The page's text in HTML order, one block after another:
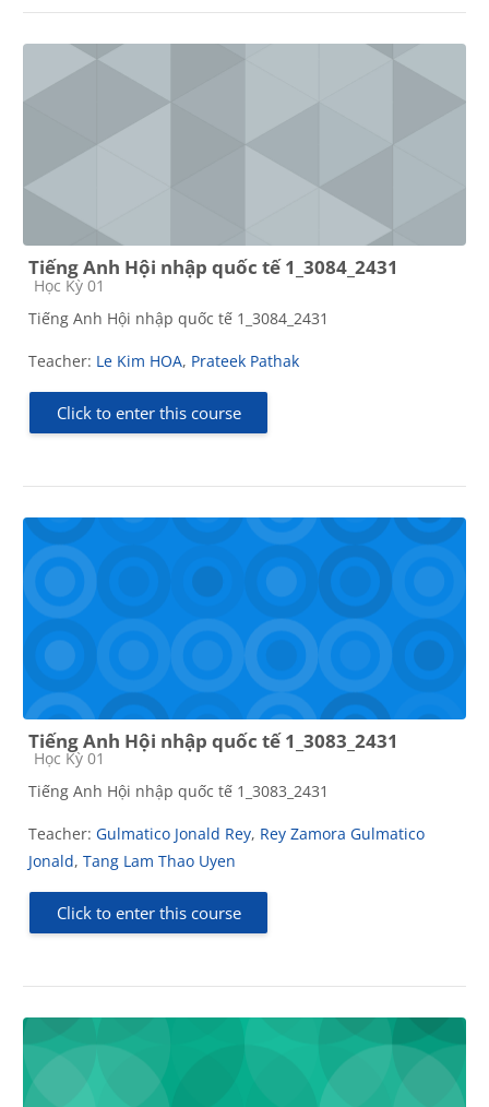
Tiếng Anh Hội nhập quốc tế 1_3084_2431
Course category
Học Kỳ 01
Tiếng Anh Hội nhập quốc tế 1_3084_2431
Teacher: Le Kim HOA, Prateek Pathak
Click to enter this course
Tiếng Anh Hội nhập quốc tế 1_3083_2431
Course category
Học Kỳ 01
Tiếng Anh Hội nhập quốc tế 1_3083_2431
Teacher: Gulmatico Jonald Rey, Rey Zamora Gulmatico
Jonald, Tang Lam Thao Uyen
Click to enter this course